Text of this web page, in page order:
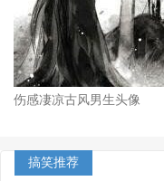
伤感凄凉古风男生头像
搞笑推荐